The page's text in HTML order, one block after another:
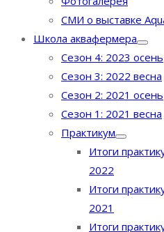
СМИ о выставке
Школа аквафермера
Сезон 4: 2023 осень
Сезон 3: 2022 весна
Сезон 2: 2021 осень
Сезон 1: 2021 весна
Практикум
Итоги
2022
Итоги
2021
Итоги